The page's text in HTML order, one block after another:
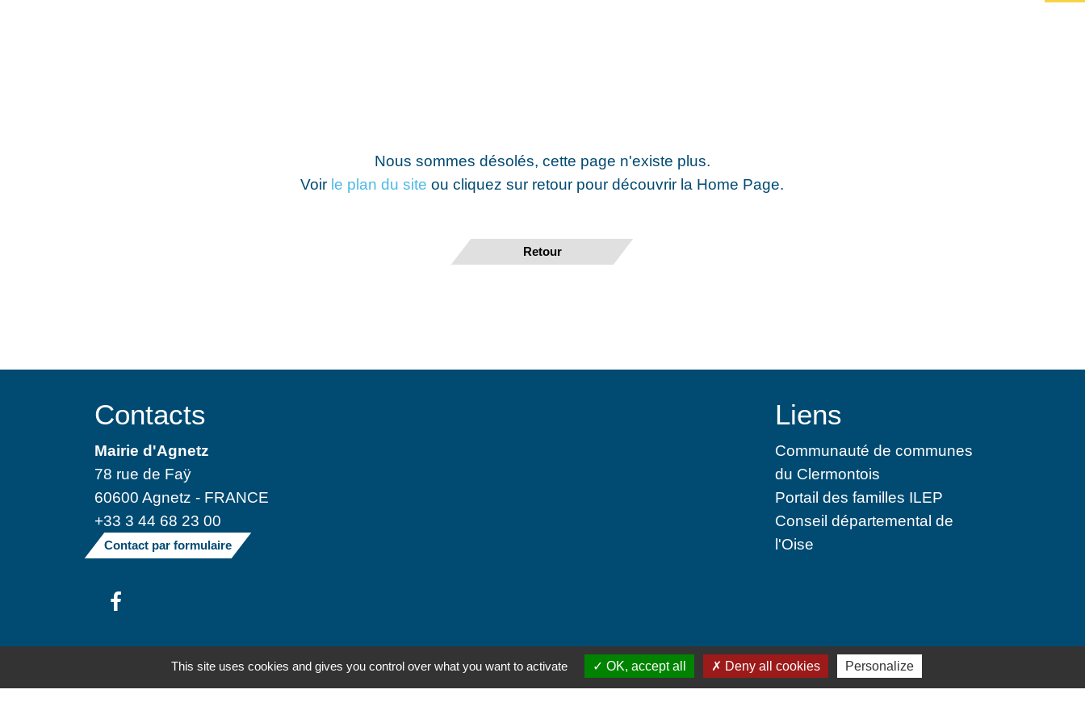
Nous sommes désolés, cette page n'existe plus.
Voir le plan du site ou cliquez sur retour pour découvrir la Home Page.
Retour
Contacts
Mairie d'Agnetz
78 rue de Faÿ
60600 Agnetz - FRANCE
+33 3 44 68 23 00
Contact par formulaire
Liens
Communauté de communes
du Clermontois
Portail des familles ILEP
Conseil départemental de
l'Oise
Mentions légales - Politique de confidentialité - Accessibilité - Plan du site - Gestion des cookies
This site uses cookies and gives you control over what you want to activate OK, accept all Deny all cookies Personalize